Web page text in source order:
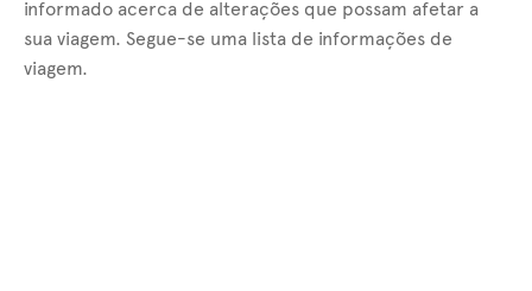
informado acerca de alterações que possam afetar a
sua viagem. Segue-se uma lista de informações de
viagem.